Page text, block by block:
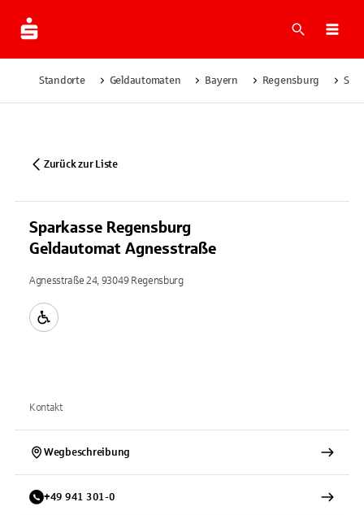
Suche
Standorte Geldautomaten Bayern Regensburg
Zurück zur Liste
Sparkasse Regensburg
Geldautomat Agnesstraße
Agnesstraße 24, 93049 Regensburg
Kontakt
Wegbeschreibung
+49 941 301-0